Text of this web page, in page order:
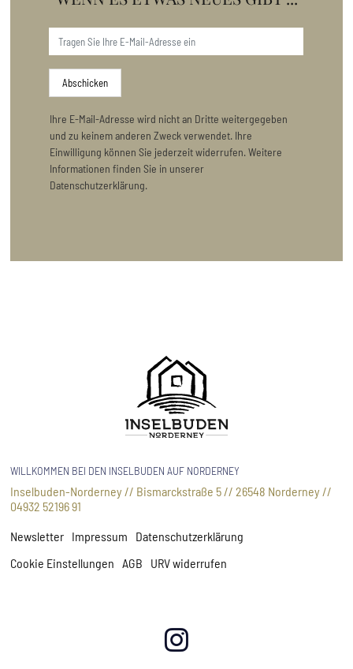
Abschicken
Ihre E-Mail-Adresse wird nicht an Dritte weitergegeben
und zu keinem anderen Zweck verwendet. Ihre
Einwilligung können Sie jederzeit widerrufen. Weitere
Informationen finden Sie in unserer
Datenschutzerklärung.
WILLKOMMEN BEI DEN INSELBUDEN AUF NORDERNEY
Inselbuden-Norderney // Bismarckstraße 5 // 26548 Norderney //
04932 52196 91
Newsletter
Impressum
Datenschutzerklärung
Cookie Einstellungen AGB URV widerrufen